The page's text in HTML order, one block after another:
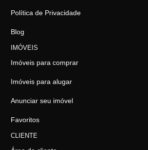
Política de Privacidade
Blog
IMÓVEIS
Imóveis para comprar
Imóveis para alugar
Anunciar seu imóvel
Favoritos
CLIENTE